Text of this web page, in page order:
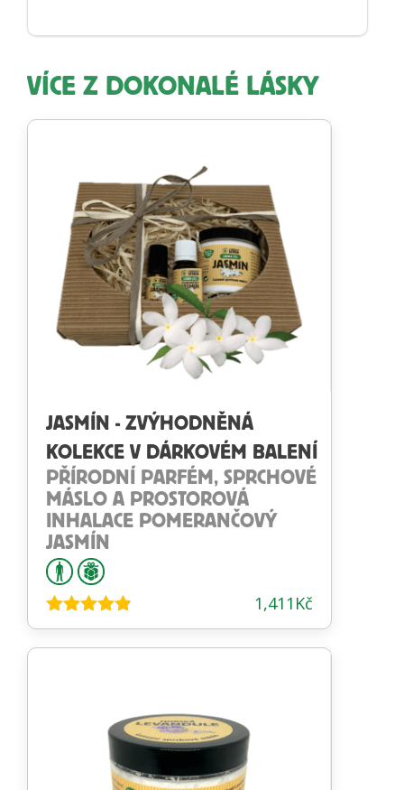
VÍCE Z DOKONALÉ LÁSKY
JASMÍN - ZVÝHODNĚNÁ
KOLEKCE V DÁRKOVÉM BALENÍ
PŘÍRODNÍ PARFÉM, SPRCHOVÉ
MÁSLO A PROSTOROVÁ
INHALACE POMERANČOVÝ
JASMÍN
Hodnocení
1,411 Kč